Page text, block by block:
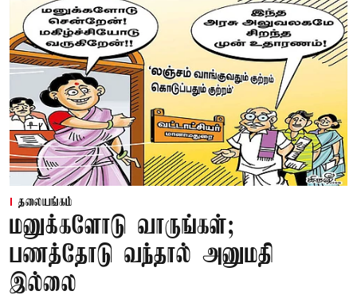
தலையங்கம்
மனுக்களோடு வாருங்கள்;
பணத்தோடு வந்தால் அனுமதி
இல்லை